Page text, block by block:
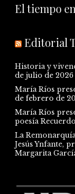
El tiempo
Editorial
Historia y
de julio de 2026
María Ríos
de febrero de
María Ríos
poesía
La
Jesús Ynfante,
Margarita